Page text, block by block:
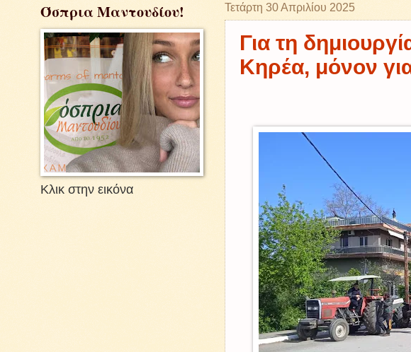
Τετάρτη 30 Απριλίου 2025
Για τη
Κηρέα, μόνον
Όσπρια Μαντουδίου!
Κλικ στην εικόνα